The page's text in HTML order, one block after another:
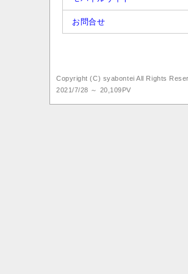
お問合せ
Copyright (C) syabontei All Rights
2021/7/28 ～ 20,109PV